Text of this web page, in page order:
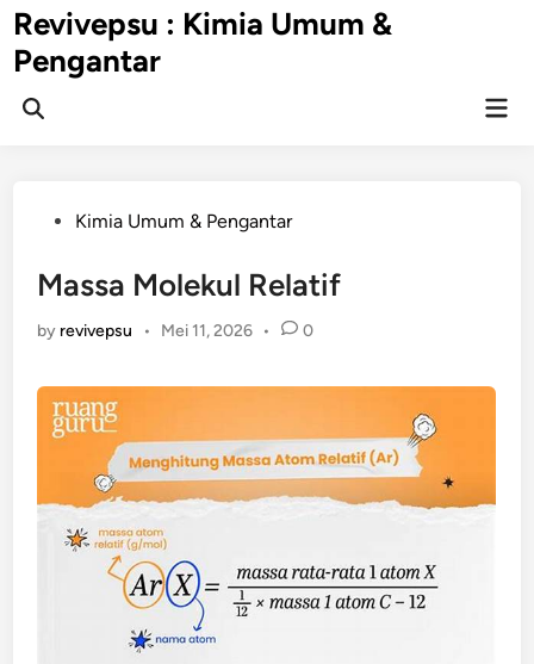
Skip
to
content
Revivepsu : Kimia Umum &
Pengantar
Open
PostedKimia Umum & Pengantar
Massa Molekul Relatif
by revivepsu • Mei 11, 2026 • 0